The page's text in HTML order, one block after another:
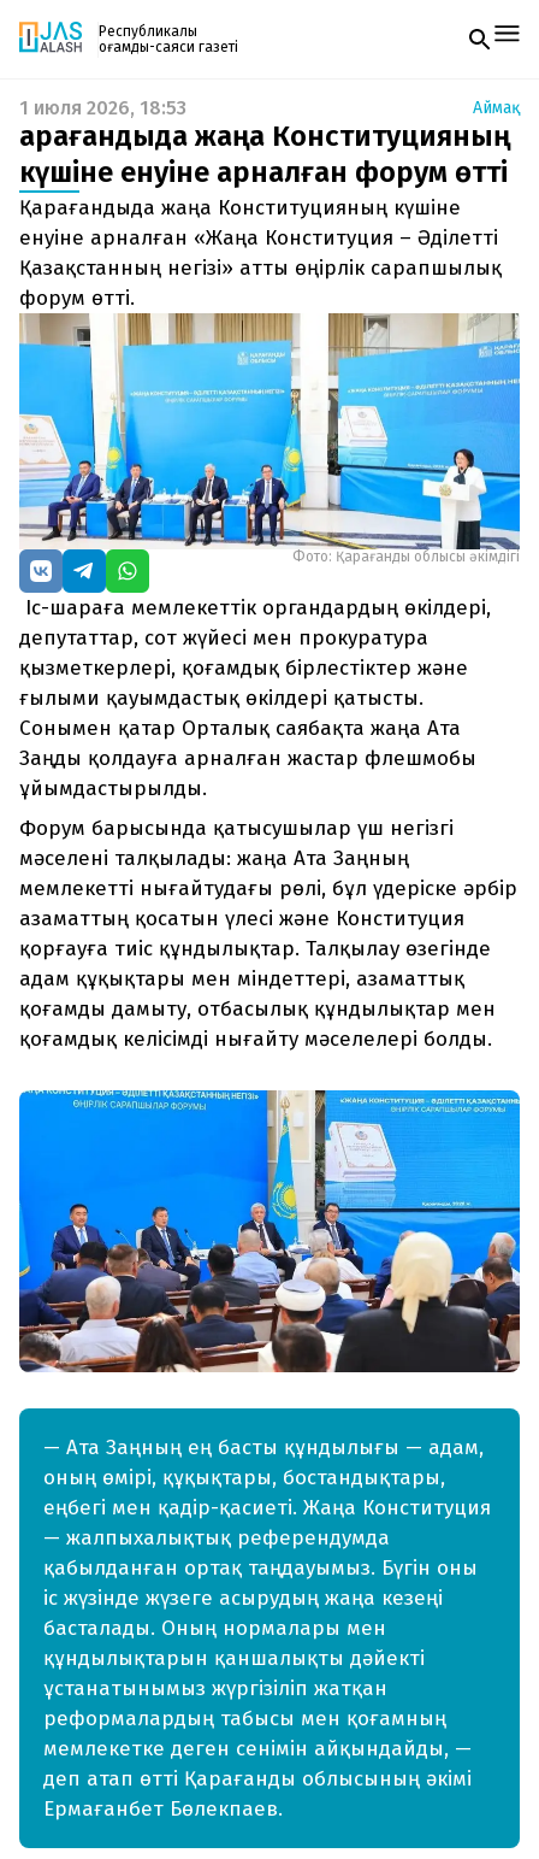
Республикалық
қоғамдық-саяси газеті
Жаңалықтар
Спорт
Live
Руханият
Аймақ
Архив
Заң және тәртіп
Редакциямен байланыс
+7 708 604 51 06
Жарнама бөлімі
+7 701 220 64 52
zhasalash100@gmail.com
Газетке жазылу
PDF форматтағы газетті ай сайын электронды
поштаңызға алып отырыңыз. Жаңа нөмір
шыққан сәтте сізге бірден жіберіледі. Тек email
енгізіңіз, біз қалғанын өзіміз жібереміз.
1 июля 2026, 18:53 Аймақ
Қарағандыда жаңа Конституцияның
күшіне енуіне арналған форум өтті
Қарағандыда жаңа Конституцияның күшіне
енуіне арналған «Жаңа Конституция – Әділетті
Қазақстанның негізі» атты өңірлік сарапшылық
форум өтті.
Фото: Қарағанды облысы әкімдігі
Іс-шараға мемлекеттік органдардың өкілдері,
депутаттар, сот жүйесі мен прокуратура
қызметкерлері, қоғамдық бірлестіктер және
ғылыми қауымдастық өкілдері қатысты.
Сонымен қатар Орталық саябақта жаңа Ата
Заңды қолдауға арналған жастар флешмобы
ұйымдастырылды.
Форум барысында қатысушылар үш негізгі
мәселені талқылады: жаңа Ата Заңның
мемлекетті нығайтудағы рөлі, бұл үдеріске әрбір
азаматтың қосатын үлесі және Конституция
қорғауға тиіс құндылықтар. Талқылау өзегінде
адам құқықтары мен міндеттері, азаматтық
қоғамды дамыту, отбасылық құндылықтар мен
қоғамдық келісімді нығайту мәселелері болды.
— Ата Заңның ең басты құндылығы — адам,
оның өмірі, құқықтары, бостандықтары,
еңбегі мен қадір-қасиеті. Жаңа Конституция
— жалпыхалықтық референдумда
қабылданған ортақ таңдауымыз. Бүгін оны
іс жүзінде жүзеге асырудың жаңа кезеңі
басталады. Оның нормалары мен
құндылықтарын қаншалықты дәйекті
ұстанатынымыз жүргізіліп жатқан
реформалардың табысы мен қоғамның
мемлекетке деген сенімін айқындайды, —
деп атап өтті Қарағанды облысының әкімі
Ермағанбет Бөлекпаев.